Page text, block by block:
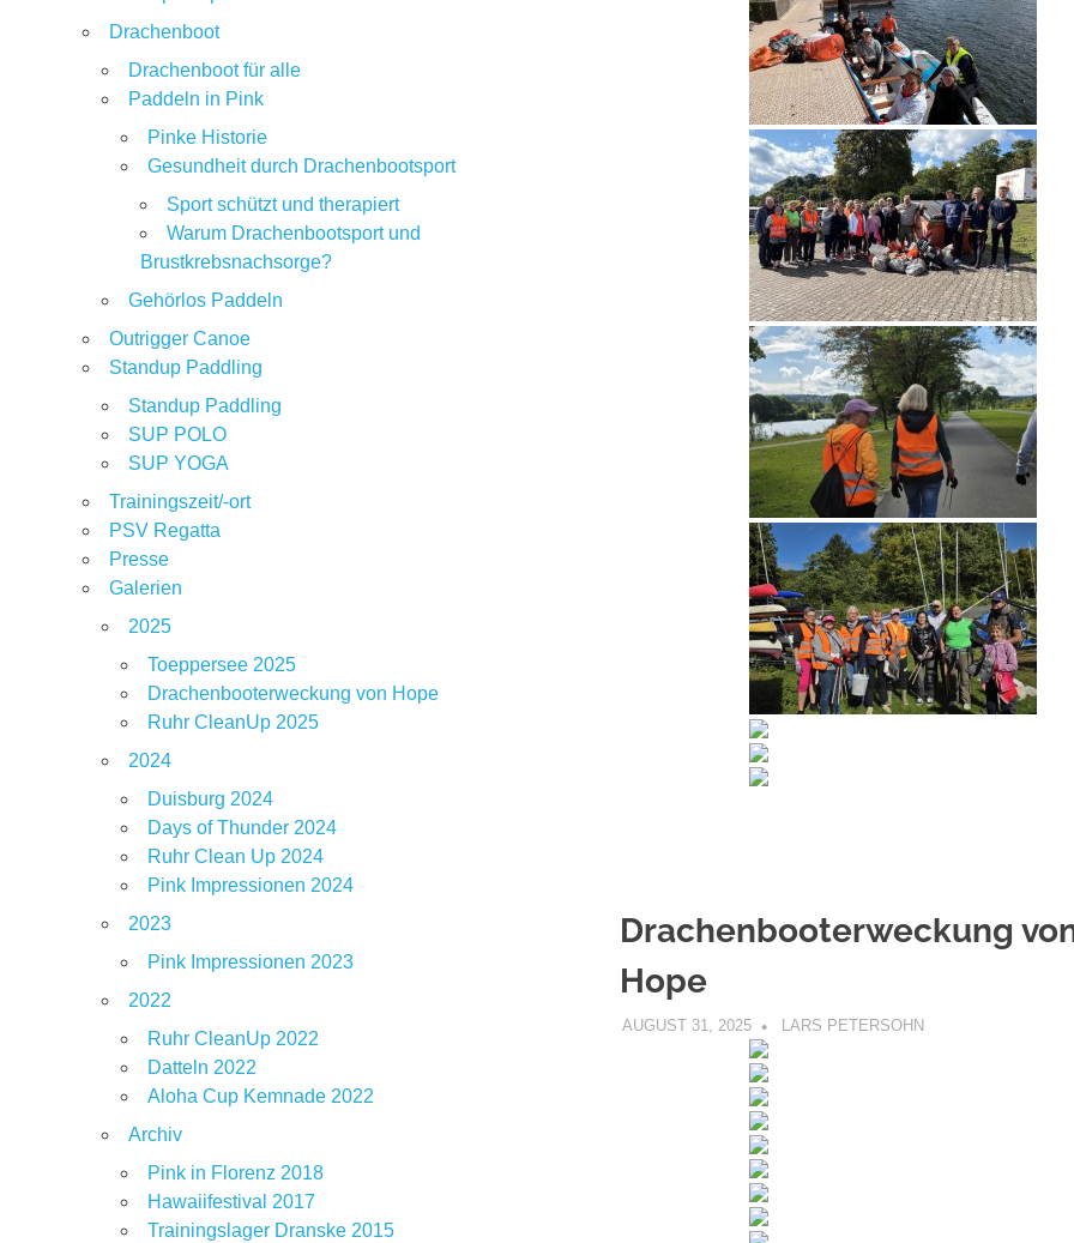
Drachenbooterweckung
Hope
AUGUST 31, 2025 LARS PETERSOHN
Drachenboot
Drachenboot für alle
Paddeln in Pink
Pinke Historie
Gesundheit durch Drachenbootsport
Sport schützt und therapiert
Warum Drachenbootsport und
Brustkrebsnachsorge?
Gehörlos Paddeln
Outrigger Canoe
Standup Paddling
Standup Paddling
SUP POLO
SUP YOGA
Trainingszeit/-ort
PSV Regatta
Presse
Galerien
2025
Toeppersee 2025
Drachenbooterweckung von Hope
Ruhr CleanUp 2025
2024
Duisburg 2024
Days of Thunder 2024
Ruhr Clean Up 2024
Pink Impressionen 2024
2023
Pink Impressionen 2023
2022
Ruhr CleanUp 2022
Datteln 2022
Aloha Cup Kemnade 2022
Archiv
Pink in Florenz 2018
Hawaiifestival 2017
Trainingslager Dranske 2015